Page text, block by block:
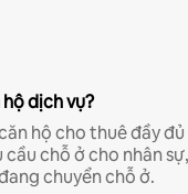
dịch vụ?
hộ cho thuê đầy
chỗ ở cho nhân
chuyển chỗ ở.